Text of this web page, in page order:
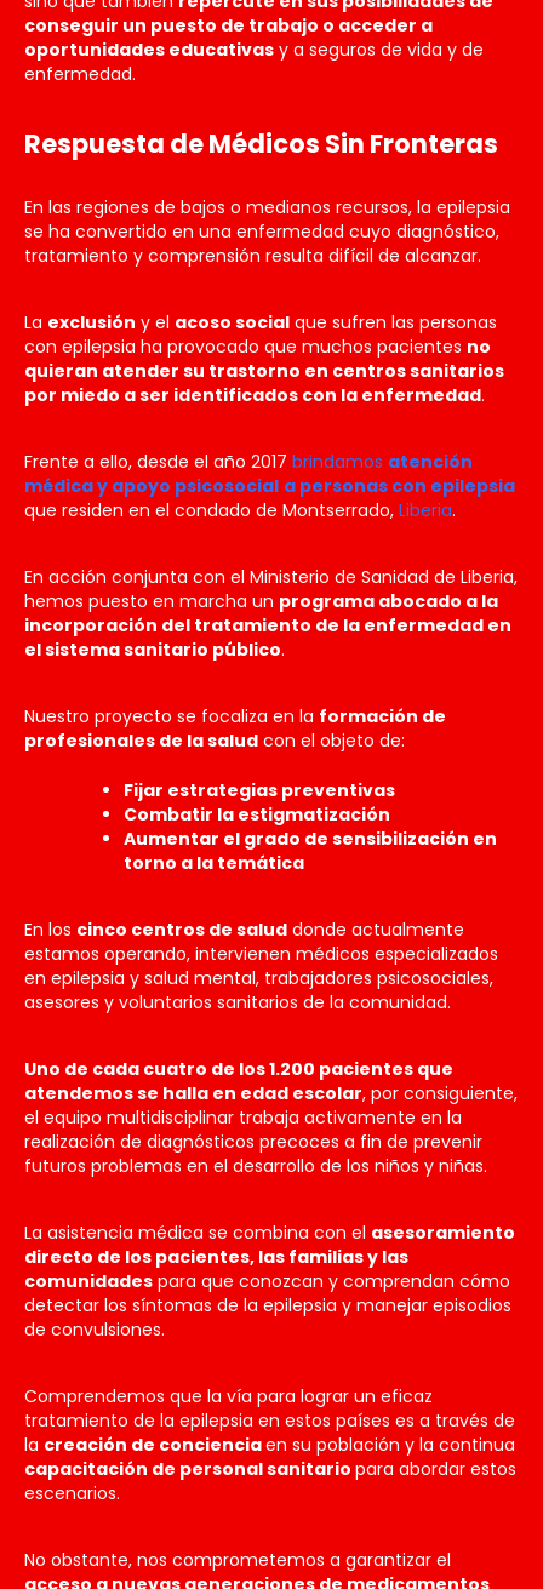
conseguir un puesto de trabajo o acceder a
oportunidades educativas y a seguros de vida y de
enfermedad.
Respuesta de Médicos Sin Fronteras
En las regiones de bajos o medianos recursos, la epilepsia
se ha convertido en una enfermedad cuyo diagnóstico,
tratamiento y comprensión resulta difícil de alcanzar.
La exclusión y el acoso social que sufren las personas
con epilepsia ha provocado que muchos pacientes no
quieran atender su trastorno en centros sanitarios
por miedo a ser identificados con la enfermedad.
Frente a ello, desde el año 2017 brindamos atención
médica y apoyo psicosocial a personas con epilepsia
que residen en el condado de Montserrado, Liberia.
En acción conjunta con el Ministerio de Sanidad de Liberia,
hemos puesto en marcha un programa abocado a la
incorporación del tratamiento de la enfermedad en
el sistema sanitario público.
Nuestro proyecto se focaliza en la formación de
profesionales de la salud con el objeto de:
Fijar estrategias preventivas
Combatir la estigmatización
Aumentar el grado de sensibilización en
torno a la temática
En los cinco centros de salud donde actualmente
estamos operando, intervienen médicos especializados
en epilepsia y salud mental, trabajadores psicosociales,
asesores y voluntarios sanitarios de la comunidad.
Uno de cada cuatro de los 1.200 pacientes que
atendemos se halla en edad escolar, por consiguiente,
el equipo multidisciplinar trabaja activamente en la
realización de diagnósticos precoces a fin de prevenir
futuros problemas en el desarrollo de los niños y niñas.
La asistencia médica se combina con el asesoramiento
directo de los pacientes, las familias y las
comunidades para que conozcan y comprendan cómo
detectar los síntomas de la epilepsia y manejar episodios
de convulsiones.
Comprendemos que la vía para lograr un eficaz
tratamiento de la epilepsia en estos países es a través de
la creación de concienciaen su población y la continua
capacitación de personal sanitario para abordar estos
escenarios.
No obstante, nos comprometemos a garantizar el
acceso a nuevas generaciones de medicamentos